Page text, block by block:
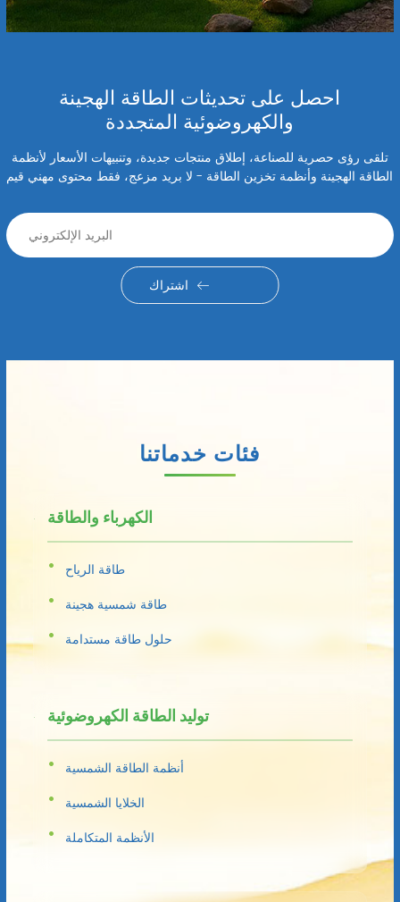
احصل على تحديثات الطاقة الهجينة
والكهروضوئية المتجددة
تلقى رؤى حصرية للصناعة، إطلاق منتجات جديدة، وتنبيهات الأسعار لأنظمة
الطاقة الهجينة وأنظمة تخزين الطاقة - لا بريد مزعج، فقط محتوى مهني قيم
اشتراك
فئات خدماتنا
الكهرباء والطاقة
طاقة الرياح
طاقة شمسية هجينة
حلول طاقة مستدامة
توليد الطاقة الكهروضوئية
أنظمة الطاقة الشمسية
الخلايا الشمسية
الأنظمة المتكاملة